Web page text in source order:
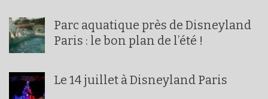
Parc aquatique près de Disneyland
Paris : le bon plan de l’été !
Le 14 juillet à Disneyland Paris